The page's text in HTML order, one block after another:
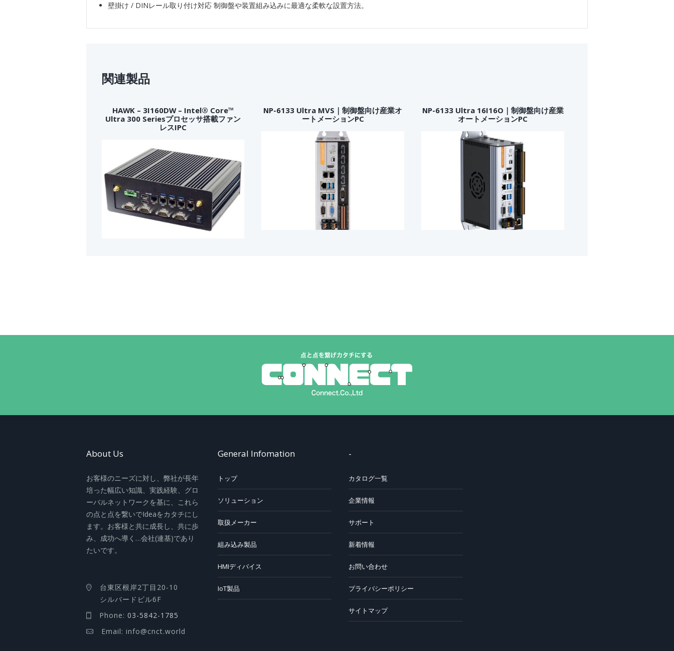
壁掛け / DINレール取り付け対応 制御盤や装置組み込みに最適な柔軟な設置方法。
関連製品
HAWK – 3I160DW – Intel® Core™
Ultra 300 Seriesプロセッサ搭載ファン
レスIPC
NP-6133 Ultra MVS｜制御盤向け産業オ
ートメーションPC
NP-6133 Ultra 16I16O｜制御盤向け産業
オートメーションPC
About Us
お客様のニーズに対し、弊社が長年
培った幅広い知識、実践経験、グロ
ーバルネットワークを基に、これら
の点と点を繋いでIdeaをカタチにし
ます。お客様と共に成長し、共に歩
み、成功へ導く…会社(連基)であり
たいです。
台東区根岸2丁目20-10
シルバードビル6F
Phone: 03-5842-1785
Email: info@cnct.world
General Infomation
トップ
ソリューション
取扱メーカー
組み込み製品
HMIディバイス
IoT製品
-
カタログ一覧
企業情報
サポート
新着情報
お問い合わせ
プライバシーポリシー
サイトマップ